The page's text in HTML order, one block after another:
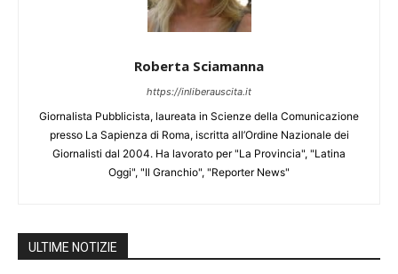
Roberta Sciamanna
https://inliberauscita.it
Giornalista Pubblicista, laureata in Scienze della Comunicazione
presso La Sapienza di Roma, iscritta all’Ordine Nazionale dei
Giornalisti dal 2004. Ha lavorato per "La Provincia", "Latina
Oggi", "Il Granchio", "Reporter News"
ULTIME NOTIZIE